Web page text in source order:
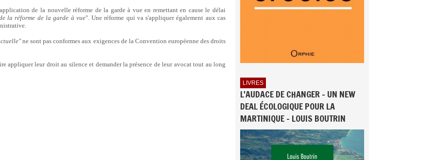
de la nouvelle réforme de la garde à vue en remettant en cause le délai
la réforme de la garde à vue". Une réforme qui va s'appliquer également aux cas
ne sont pas conformes aux exigences de la Convention européenne des droits
appliquer leur droit au silence et demander la présence de leur avocat tout au long
LIVRES
L'AUDACE DE CHANGER - UN NEW
DEAL ÉCOLOGIQUE POUR LA
MARTINIQUE - LOUIS BOUTRIN